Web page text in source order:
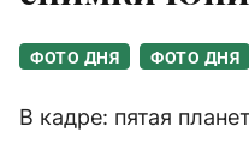
ФОТО ДНЯ ФОТО ДНЯ
В кадре: пятая